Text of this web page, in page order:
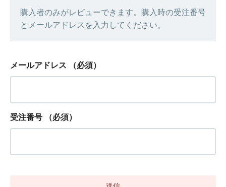
購入者のみがレビューできます。購入時の受注番号
とメールアドレスを入力してください。
メールアドレス （必須）
受注番号 （必須）